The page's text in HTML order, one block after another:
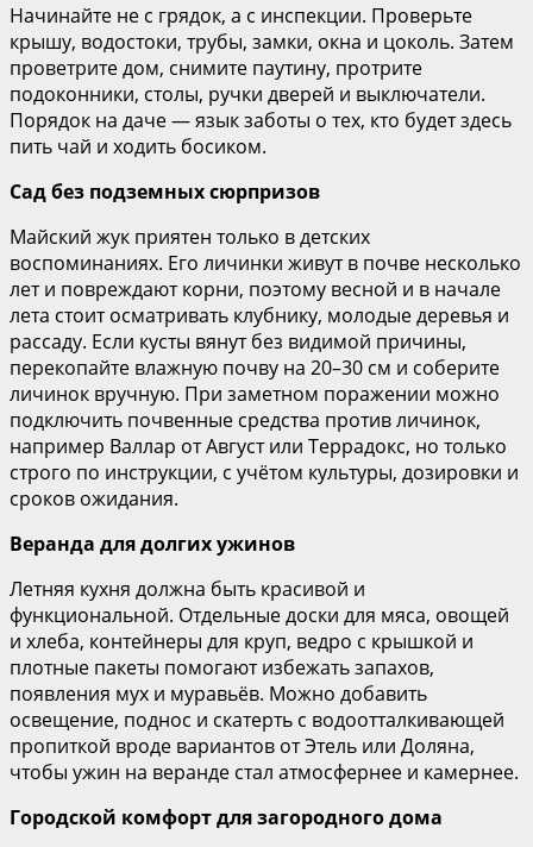
Начинайте не с грядок, а с инспекции. Проверьте
крышу, водостоки, трубы, замки, окна и цоколь. Затем
проветрите дом, снимите паутину, протрите
подоконники, столы, ручки дверей и выключатели.
Порядок на даче — язык заботы о тех, кто будет здесь
пить чай и ходить босиком.
Сад без подземных сюрпризов
Майский жук приятен только в детских
воспоминаниях. Его личинки живут в почве несколько
лет и повреждают корни, поэтому весной и в начале
лета стоит осматривать клубнику, молодые деревья и
рассаду. Если кусты вянут без видимой причины,
перекопайте влажную почву на 20–30 см и соберите
личинок вручную. При заметном поражении можно
подключить почвенные средства против личинок,
например Валлар от Август или Террадокс, но только
строго по инструкции, с учётом культуры, дозировки и
сроков ожидания.
Веранда для долгих ужинов
Летняя кухня должна быть красивой и
функциональной. Отдельные доски для мяса, овощей
и хлеба, контейнеры для круп, ведро с крышкой и
плотные пакеты помогают избежать запахов,
появления мух и муравьёв. Можно добавить
освещение, поднос и скатерть с водоотталкивающей
пропиткой вроде вариантов от Этель или Доляна,
чтобы ужин на веранде стал атмосфернее и камернее.
Городской комфорт для загородного дома